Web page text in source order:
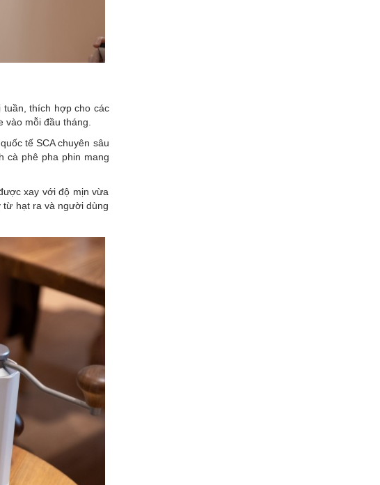
thích hợp cho các
mỗi đầu tháng.
tế SCA chuyên sâu
cà phê pha phin mang
xay với độ mịn vừa
hạt ra và người dùng